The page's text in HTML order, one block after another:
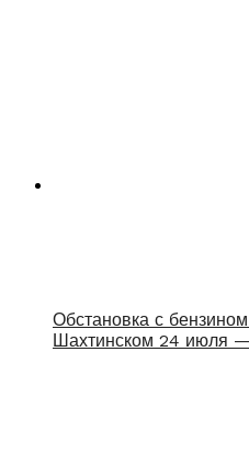
Обстановка с
Шахтинском 24 июля